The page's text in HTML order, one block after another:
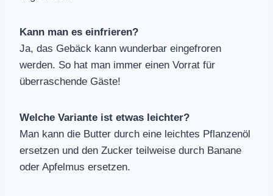
Kann man es einfrieren?
Ja, das Gebäck kann wunderbar eingefroren
werden. So hat man immer einen Vorrat für
überraschende Gäste!
Welche Variante ist etwas leichter?
Man kann die Butter durch eine leichtes Pflanzenöl
ersetzen und den Zucker teilweise durch Banane
oder Apfelmus ersetzen.